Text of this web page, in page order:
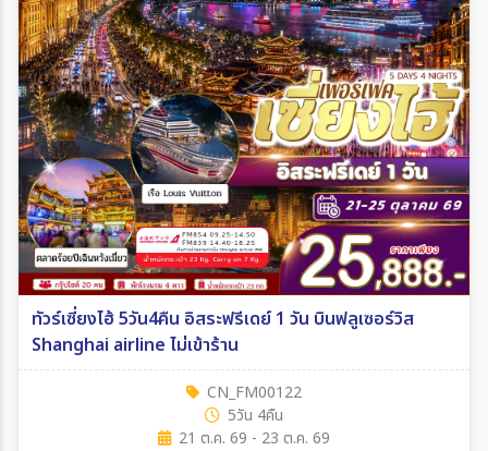
ทัวร์เซี่ยงไฮ้ 5วัน4คืน อิสระฟรีเดย์ 1 วัน บินฟลูเซอร์วิส
Shanghai airline ไม่เข้าร้าน
CN_FM00122
5วัน 4คืน
21 ต.ค. 69 - 23 ต.ค. 69